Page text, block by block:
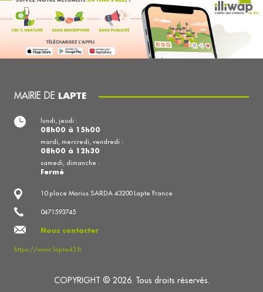
MAIRIE DE LAPTE
10 place Marius SARDA 43200 Lapte France
0471593745
Nous contacter
https://www.lapte43.fr
lundi, jeudi :
08h00 à 15h00
mardi, mercredi, vendredi :
08h00 à 12h30
samedi, dimanche :
Fermé
COPYRIGHT © 2026. Tous droits réservés.